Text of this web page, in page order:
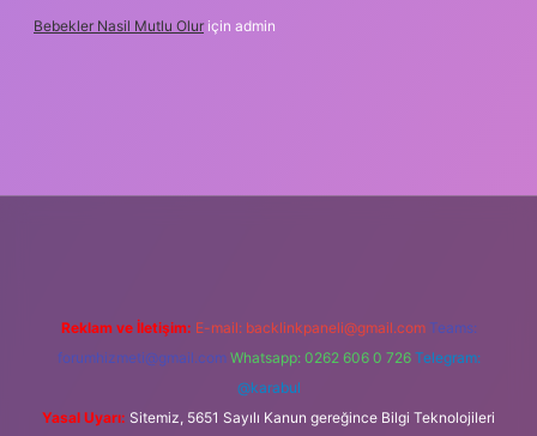
Bebekler Nasil Mutlu Olur için admin
Reklam ve İletişim: E-mail: backlinkpaneli@gmail.com Teams:
forumhizmeti@gmail.com Whatsapp: 0262 606 0 726 Telegram:
@karabul
Yasal Uyarı: Sitemiz, 5651 Sayılı Kanun gereğince Bilgi Teknolojileri